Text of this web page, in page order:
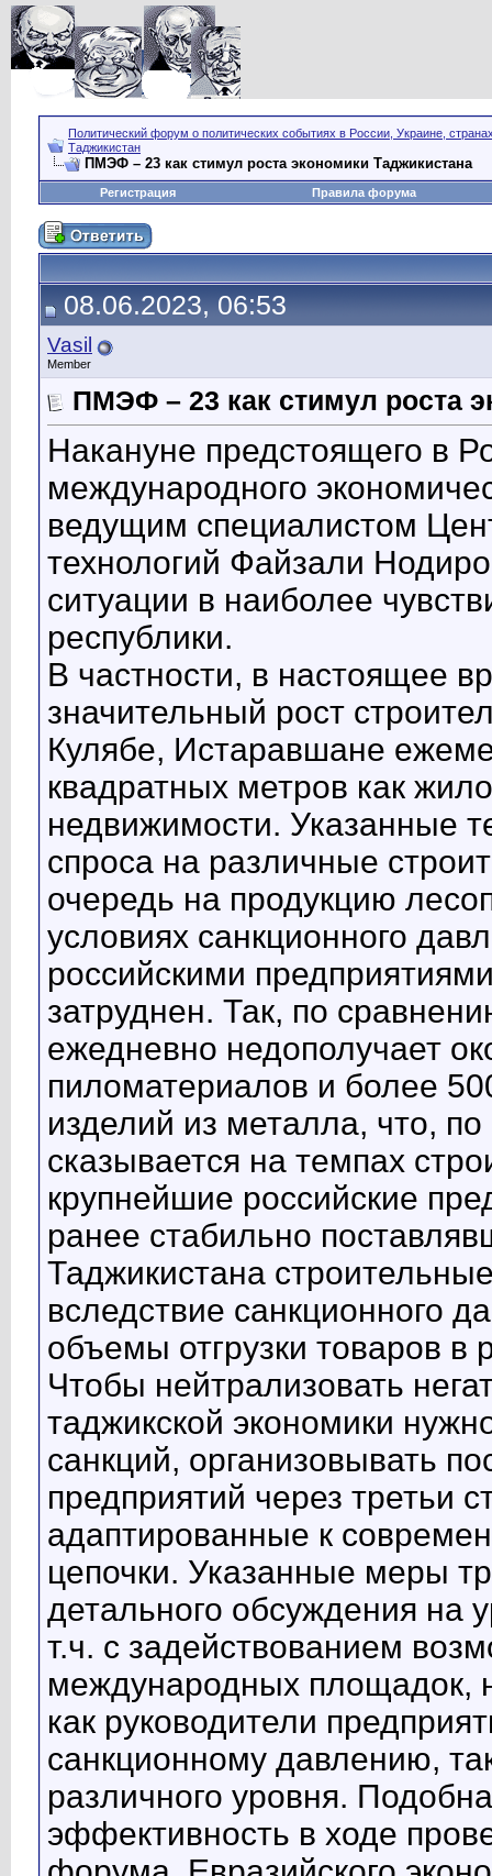
Политический форум о политических событиях в России, Украине,
Таджикистан
ПМЭФ – 23 как стимул роста экономики Таджикистана
Регистрация Правила форума
08.06.2023, 06:53
Vasil
Member
ПМЭФ – 23 как стимул роста
Накануне предстоящего в
международного
ведущим специалистом
технологий Файзали
ситуации в наиболее
республики.
В частности, в настоящее
значительный рост
Кулябе, Истаравшане
квадратных метров как
недвижимости. Указанные
спроса на различные
очередь на продукцию
условиях санкционного
российскими
затруднен. Так, по
ежедневно недополучает
пиломатериалов и более
изделий из металла, что,
сказывается на темпах
крупнейшие российские
ранее стабильно
Таджикистана
вследствие санкционного
объемы отгрузки товаров в
Чтобы нейтрализовать
таджикской экономики
санкций, организовывать
предприятий через третьи
адаптированные к
цепочки. Указанные меры
детального обсуждения на
т.ч. с задействованием
международных площадок,
как руководители
санкционному давлению,
различного уровня.
эффективность в ходе